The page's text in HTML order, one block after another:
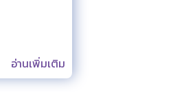
อ่านเพิ่มเติม